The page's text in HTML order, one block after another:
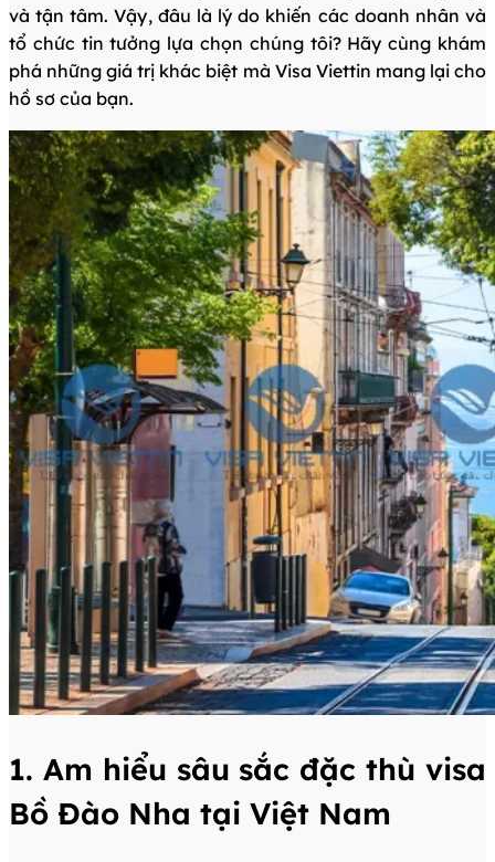
và tận tâm. Vậy, đâu là lý do khiến các doanh nhân và
tổ chức tin tưởng lựa chọn chúng tôi? Hãy cùng khám
phá những giá trị khác biệt mà Visa Viettin mang lại cho
hồ sơ của bạn.
1. Am hiểu sâu sắc đặc thù visa
Bồ Đào Nha tại Việt Nam